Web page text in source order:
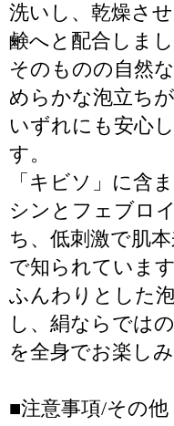
洗いし、乾燥さ
鹸へと配合しま
そのものの自然
めらかな泡立ち
いずれにも安心
す。
「キビソ」に含
シンとフェブロ
ち、低刺激で肌
で知られています
ふんわりとした
し、絹ならでは
を全身でお楽し
■注意事項/その他